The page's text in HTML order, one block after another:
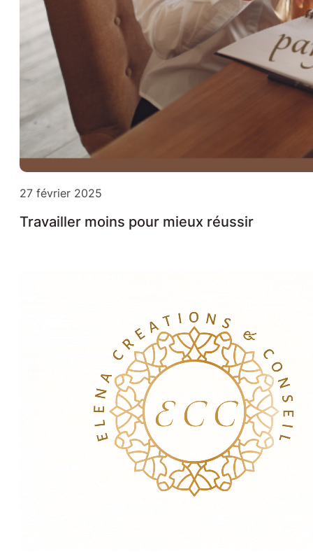
27 février 2025
Travailler moins pour mieux réussir